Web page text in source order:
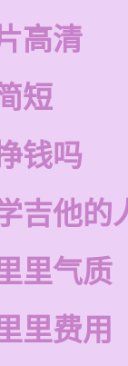
高清
短
钱吗
吉他的
里气质
里费用